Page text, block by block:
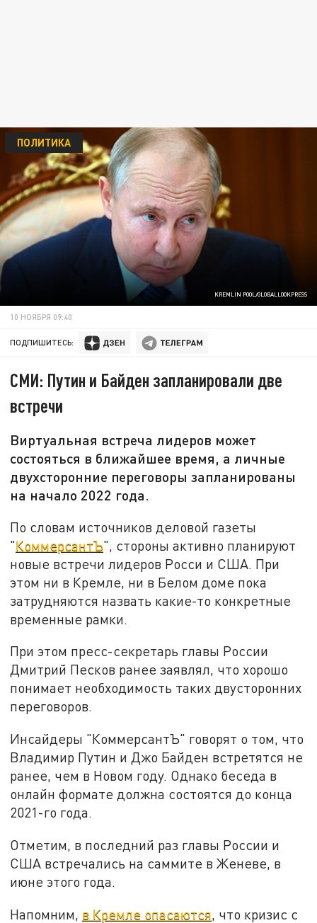
KREMLIN POOL/GLOBALLOOKPRESS
ПОЛИТИКА
10 НОЯБРЯ 09:40
ПОДПИШИТЕСЬ:
СМИ: Путин и Байден запланировали две
встречи
Виртуальная встреча лидеров может
состояться в ближайшее время, а личные
двухсторонние переговоры запланированы
на начало 2022 года.
По словам источников деловой газеты
"КоммерсантЪ", стороны активно планируют
новые встречи лидеров Росси и США. При
этом ни в Кремле, ни в Белом доме пока
затрудняются назвать какие-то конкретные
временные рамки.
При этом пресс-секретарь главы России
Дмитрий Песков ранее заявлял, что хорошо
понимает необходимость таких двусторонних
переговоров.
Инсайдеры "КоммерсантЪ" говорят о том, что
Владимир Путин и Джо Байден встретятся не
ранее, чем в Новом году. Однако беседа в
онлайн формате должна состоятся до конца
2021-го года.
Отметим, в последний раз главы России и
США встречались на саммите в Женеве, в
июне этого года.
Напомним, в Кремле опасаются , что кризис с